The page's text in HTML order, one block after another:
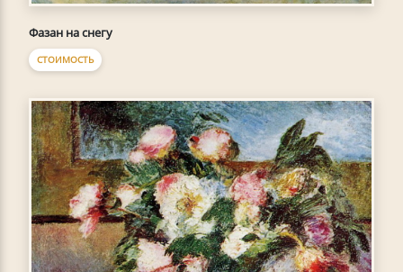
Фазан на снегу
СТОИМОСТЬ